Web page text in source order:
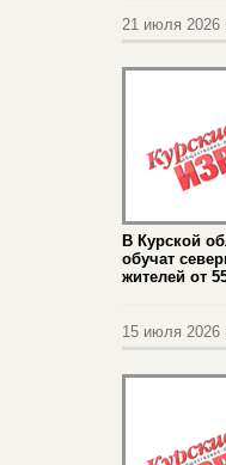
21 июля 2026
В Курской
обучат
жителей от
15 июля 2026